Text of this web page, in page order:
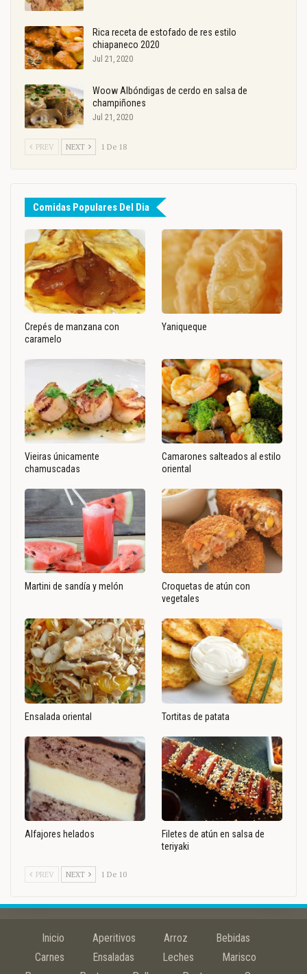
Rica receta de estofado de res estilo
chiapaneco 2020
Jul 21, 2020
Woow Albóndigas de cerdo en salsa de
champiñones
Jul 21, 2020
PREV NEXT 1 De 18
Comidas Populares Del Dia
Crepés de manzana con
caramelo
Yaniqueque
Vieiras únicamente
chamuscadas
Camarones salteados al estilo
oriental
Martini de sandía y melón
Croquetas de atún con
vegetales
Ensalada oriental Tortitas de patata
Alfajores helados
Filetes de atún en salsa de
teriyaki
PREV NEXT 1 De 10
Inicio Aperitivos Arroz
Bebidas
Carnes
Ensaladas Leches
Marisco